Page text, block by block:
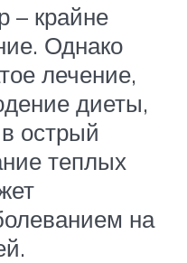
– крайне
Однако
лечение,
диеты,
острый
теплых
на